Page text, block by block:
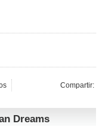
Compartir:
Dreams